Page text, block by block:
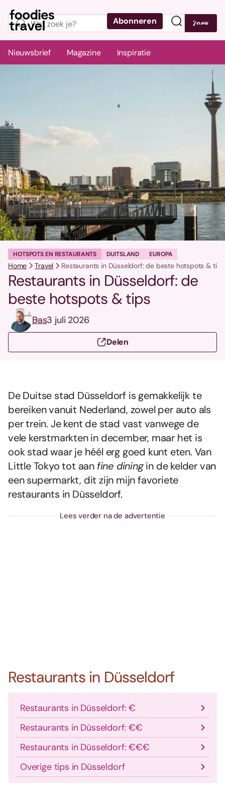
Abonneren Zoek
Nieuwsbrief Magazine Inspiratie
HOTSPOTS EN RESTAURANTS DUITSLAND EUROPA
Home Travel Restaurants in Düsseldorf: de beste hotspots & tips
Restaurants in Düsseldorf: de
beste hotspots & tips
Bas3 juli 2026
Delen
De Duitse stad Düsseldorf is gemakkelijk te
bereiken vanuit Nederland, zowel per auto als
per trein. Je kent de stad vast vanwege de
vele kerstmarkten in december, maar het is
ook stad waar je héél erg goed kunt eten. Van
Little Tokyo tot aan fine diningin de kelder van
een supermarkt, dit zijn mijn favoriete
restaurants in Düsseldorf.
Lees verder na de advertentie
Restaurants in Düsseldorf
Restaurants in Düsseldorf: €
Restaurants in Düsseldorf: €€
Restaurants in Düsseldorf: €€€
Overige tips in Düsseldorf